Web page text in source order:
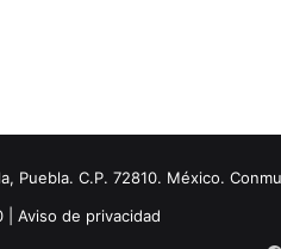
Puebla. C.P. 72810. México.
| Aviso de privacidad